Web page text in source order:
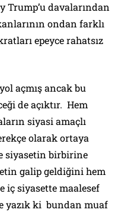
Trump’u davalarından
ondan farklı
epeyce rahatsız
açmış ancak bu
de açıktır. Hem
siyasi amaçlı
olarak ortaya
siyasetin birbirine
galip geldiğini hem
iç siyasette maalesef
yazık ki bundan muaf